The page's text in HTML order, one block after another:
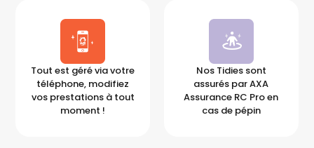
Tout est géré via votre
téléphone, modifiez
vos prestations à tout
moment !
Nos Tidies sont
assurés par AXA
Assurance RC Pro en
cas de pépin